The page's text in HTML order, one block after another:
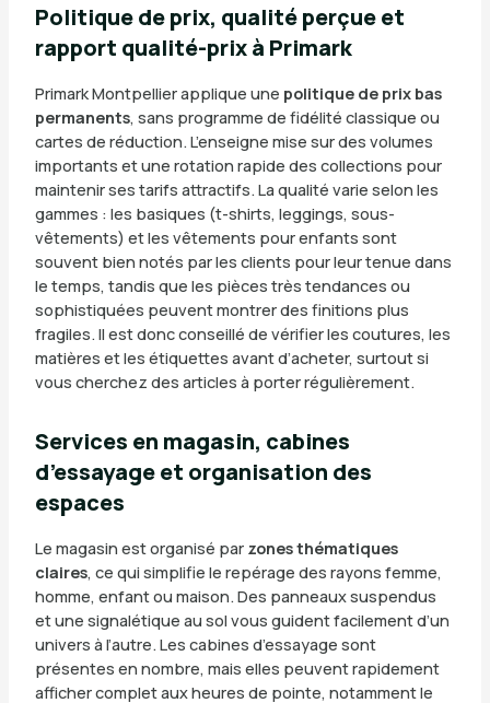
Politique de prix, qualité perçue et
rapport qualité-prix à Primark
Primark Montpellier applique une politique de prix bas
permanents, sans programme de fidélité classique ou
cartes de réduction. L’enseigne mise sur des volumes
importants et une rotation rapide des collections pour
maintenir ses tarifs attractifs. La qualité varie selon les
gammes : les basiques (t-shirts, leggings, sous-
vêtements) et les vêtements pour enfants sont
souvent bien notés par les clients pour leur tenue dans
le temps, tandis que les pièces très tendances ou
sophistiquées peuvent montrer des finitions plus
fragiles. Il est donc conseillé de vérifier les coutures, les
matières et les étiquettes avant d’acheter, surtout si
vous cherchez des articles à porter régulièrement.
Services en magasin, cabines
d’essayage et organisation des
espaces
Le magasin est organisé par zones thématiques
claires, ce qui simplifie le repérage des rayons femme,
homme, enfant ou maison. Des panneaux suspendus
et une signalétique au sol vous guident facilement d’un
univers à l’autre. Les cabines d’essayage sont
présentes en nombre, mais elles peuvent rapidement
afficher complet aux heures de pointe, notamment le